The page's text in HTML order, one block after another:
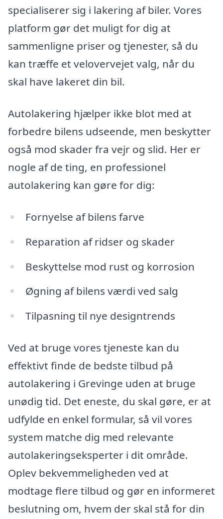
specialiserer sig i lakering af biler. Vores
platform gør det muligt for dig at
sammenligne priser og tjenester, så du
kan træffe et velovervejet valg, når du
skal have lakeret din bil.
Autolakering hjælper ikke blot med at
forbedre bilens udseende, men beskytter
også mod skader fra vejr og slid. Her er
nogle af de ting, en professionel
autolakering kan gøre for dig:
Fornyelse af bilens farve
Reparation af ridser og skader
Beskyttelse mod rust og korrosion
Øgning af bilens værdi ved salg
Tilpasning til nye designtrends
Ved at bruge vores tjeneste kan du
effektivt finde de bedste tilbud på
autolakering i Grevinge uden at bruge
unødig tid. Det eneste, du skal gøre, er at
udfylde en enkel formular, så vil vores
system matche dig med relevante
autolakeringseksperter i dit område.
Oplev bekvemmeligheden ved at
modtage flere tilbud og gør en informeret
beslutning om, hvem der skal stå for din